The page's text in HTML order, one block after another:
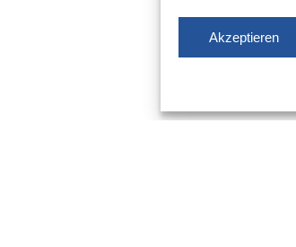
Akzeptieren